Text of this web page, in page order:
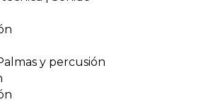
y percusión